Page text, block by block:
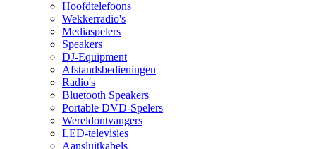
Hoofdtelefoons
Wekkerradio's
Mediaspelers
Speakers
DJ-Equipment
Afstandsbedieningen
Radio's
Bluetooth Speakers
Portable DVD-Spelers
Wereldontvangers
LED-televisies
Aansluitkabels